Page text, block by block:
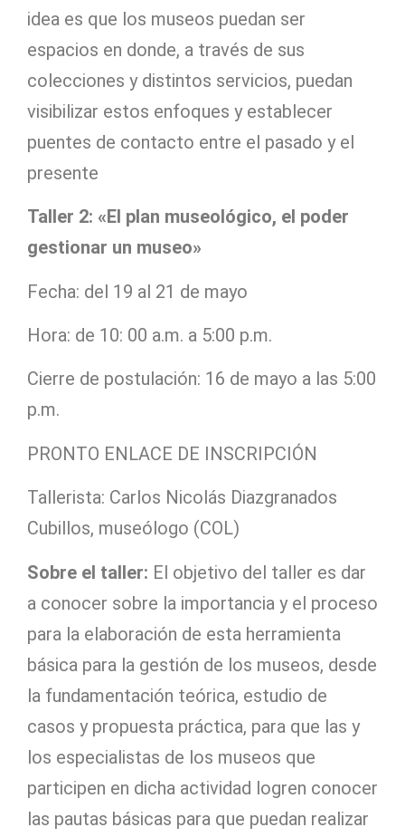
idea es que los museos puedan ser
espacios en donde, a través de sus
colecciones y distintos servicios, puedan
visibilizar estos enfoques y establecer
puentes de contacto entre el pasado y el
presente
Taller 2: «El plan museológico, el poder
gestionar un museo»
Fecha: del 19 al 21 de mayo
Hora: de 10: 00 a.m. a 5:00 p.m.
Cierre de postulación: 16 de mayo a las 5:00
p.m.
PRONTO ENLACE DE INSCRIPCIÓN
Tallerista: Carlos Nicolás Diazgranados
Cubillos, museólogo (COL)
Sobre el taller: El objetivo del taller es dar
a conocer sobre la importancia y el proceso
para la elaboración de esta herramienta
básica para la gestión de los museos, desde
la fundamentación teórica, estudio de
casos y propuesta práctica, para que las y
los especialistas de los museos que
participen en dicha actividad logren conocer
las pautas básicas para que puedan realizar